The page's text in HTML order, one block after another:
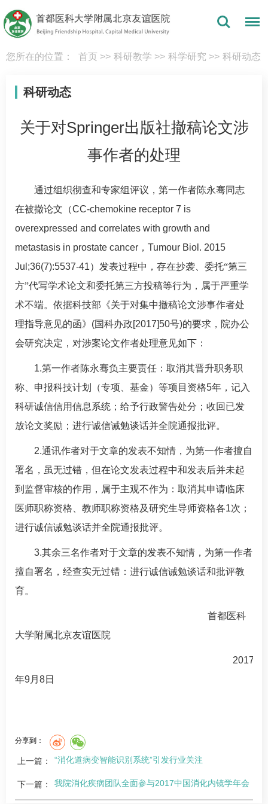
您所在的位置： 首页 >> 科研教学 >> 科学研究 >> 科研动态
科研动态
关于对Springer出版社撤稿论文涉
事作者的处理
通过组织彻查和专家组评议，第一作者陈永骞同志
在被撤论文（CC-chemokine receptor 7 is
overexpressed and correlates with growth and
metastasis in prostate cancer ， Tumour Biol. 2015
Jul;36(7):5537-41）发表过程中，存在抄袭、委托“第三
方”代写学术论文和委托第三方投稿等行为，属于严重学
术不端。依据科技部《关于对集中撤稿论文涉事作者处
理指导意见的函》 (国科办政[2017]50号)的要求，院办公
会研究决定，对涉案论文作者处理意见如下：
1.第一作者陈永骞负主要责任：取消其晋升职务职
称、申报科技计划（专项、基金）等项目资格5年，记入
科研诚信信用信息系统；给予行政警告处分；收回已发
放论文奖励；进行诚信诫勉谈话并全院通报批评。
2.通讯作者对于文章的发表不知情，为第一作者擅自
署名，虽无过错，但在论文发表过程中和发表后并未起
到监督审核的作用，属于主观不作为：取消其申请临床
医师职称资格、教师职称资格及研究生导师资格各1次；
进行诚信诫勉谈话并全院通报批评。
3.其余三名作者对于文章的发表不知情，为第一作者
擅自署名，经查实无过错：进行诚信诫勉谈话和批评教
育。
首都医科
大学附属北京友谊医院
2017
年9月 8日
分享到：
上一篇： “消化道病变智能识别系统”引发行业关注
下一篇： 我院消化疾病团队全面参与2017中国消化内镜学年会